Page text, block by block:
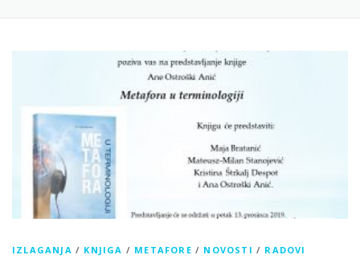
IZLAGANJA / KNJIGA / METAFORE / NOVOSTI / RADOVI